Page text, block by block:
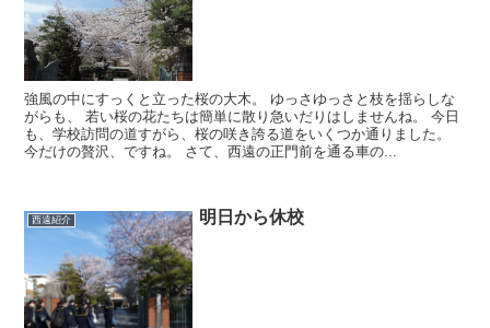
強風の中にすっくと立った桜の大木。 ゆっさゆっさと枝を揺らしな
がらも、 若い桜の花たちは簡単に散り急いだりはしませんね。 今日
も、学校訪問の道すがら、桜の咲き誇る道をいくつか通りました。
今だけの贅沢、ですね。 さて、西遠の正門前を通る車の...
西遠紹介 明日から休校